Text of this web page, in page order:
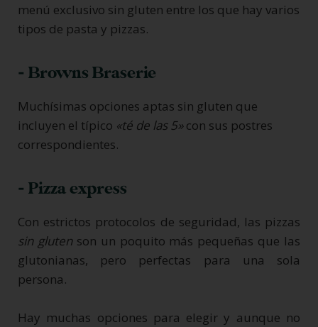
menú exclusivo sin gluten entre los que hay varios
tipos de pasta y pizzas.
- Browns Braserie
Muchísimas opciones aptas sin gluten que
incluyen el típico «té de las 5»con sus postres
correspondientes.
- Pizza express
Con estrictos protocolos de seguridad, las pizzas
sin glutenson un poquito más pequeñas que las
glutonianas, pero perfectas para una sola
persona.
Hay muchas opciones para elegir y aunque no